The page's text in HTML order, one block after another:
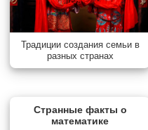
Традиции создания семьи в
разных странах
Странные факты о
математике